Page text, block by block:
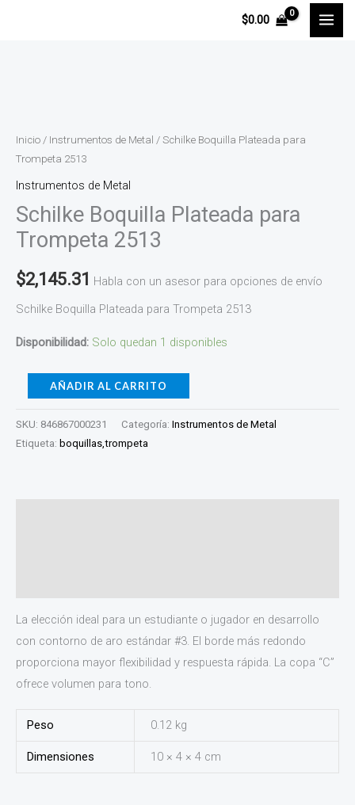
$0.00
Inicio / Instrumentos de Metal / Schilke Boquilla Plateada para
Trompeta 2513
Instrumentos de Metal
Schilke Boquilla Plateada para
Trompeta 2513
$2,145.31 Habla con un asesor para opciones de envío
Schilke Boquilla Plateada para Trompeta 2513
Disponibilidad: Solo quedan 1 disponibles
Plateada
para
Trompeta
2513
cantidad
AÑADIR AL CARRITO
SKU: 846867000231 Categoría: Instrumentos de Metal
Etiqueta: boquillas,trompeta
La elección ideal para un estudiante o jugador en desarrollo
con contorno de aro estándar #3. El borde más redondo
proporciona mayor flexibilidad y respuesta rápida. La copa “C”
ofrece volumen para tono.
Peso 0.12 kg
Dimensiones 10 × 4 × 4 cm